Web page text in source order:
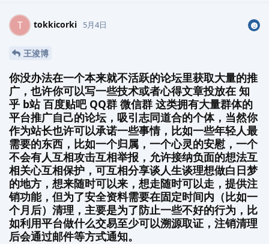
T tokkicorki 5月4日
王浚博
你没办法在一个本来就不活跃的论坛里获取大量的推
广，也许你可以写一些技术或者心得文章投放在 知
乎 b站 百度贴吧 QQ群 微信群 这类拥有大量群体的
平台推广自己的论坛，吸引志同道合的个体，当然你
作为站长也许可以承诺一些事情，比如一些年轻人最
需要的东西，比如一个归属，一个心灵的安慰，一个
不会有人互相攻击互相举报，允许接纳负面的想法互
相关心互相保护，可互相分享谈人生谈理想做白日梦
的地方，想来随时可以来，想走随时可以走，提供注
销功能，但为了安全资料需要在固定时间内（比如一
个月后）清理，主要是为了防止一些不好的行为，比
如利用平台做什么交易至少可以溯源取证，注销清理
后会通过邮件等方式通知。